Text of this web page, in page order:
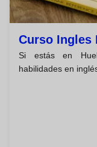
Curso Ingles
Si estás en
habilidades en